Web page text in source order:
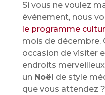
Si vous ne voulez
événement, nous
le programme
mois de décembre.
occasion de visiter
endroits
un Noël de style
que vous attendez ?